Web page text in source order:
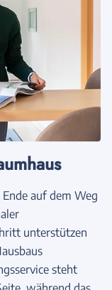
auf dem Weg
unterstützen
steht